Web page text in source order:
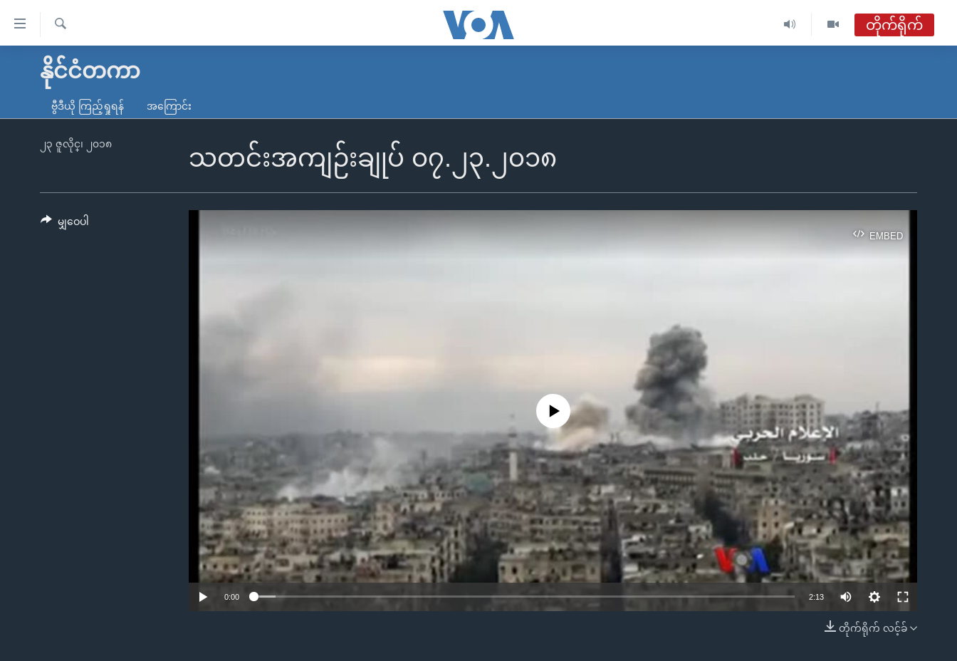
လွယ်ကူ
သည့်
မူလစာမျက်နှာ
ကမ္ဘာ့သတင်းများ
နိုင်ငံတကာ
တရုတ်
အစ္စရေး-ပါလက်စတိုင်း
ရပ်ဝန်းတခု လမ်းတခု အလွန်
အင်္ဂလိပ်စာလေ့လာမယ်
ရှာဖွေ
ရ
လာ
တိုက်ရိုက်
အစီအစဉ်များ
ရေဒီယိုတိုက်ရိုက်နားဆင်ရန်
နိုင်ငံတကာ
ဗွီဒီယို ကြည့်ရှုရန် အကြောင်း
သတင်းအကျဉ်းချုပ် ၀၇.၂၃.၂၀၁၈
၂၃ ဇူလိုင္၊ ၂၀၁၈
EMBED
EMBED
No media source currently available
0:00 2:13
တိုက်ရိုက် လင့်ခ်
မျှဝေပါ